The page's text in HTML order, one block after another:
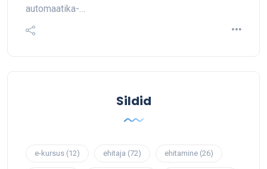
automaatika-…
Sildid
e-kursus (12) ehitaja (72) ehitamine (26)